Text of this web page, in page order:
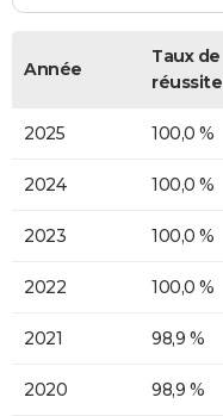
Année
Taux de
réussite
2025 100,0 %
2024 100,0 %
2023 100,0 %
2022 100,0 %
2021 98,9 %
2020 98,9 %